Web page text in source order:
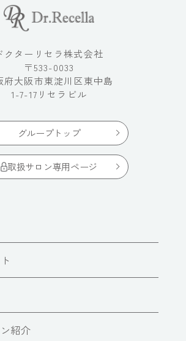
クターリセラ株式会社
〒533-0033
府大阪市東淀川区東中島
1-7-17リセラビル
グループトップ
取扱サロン専用ページ
紹介